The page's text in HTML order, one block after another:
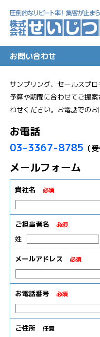
お問い合わせ
サンプリング、セールスプ
予算や期間に合わせてご提
わせください。お電話でのお
お電話
03-3367-8785 （
メールフォーム
貴社名 必須
ご担当者名 必須
姓
メールアドレス 必須
お電話番号 必須
ご住所 任意